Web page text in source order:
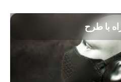
با طرح